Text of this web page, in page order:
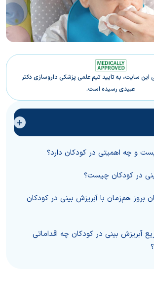
سایت، به تایید تیم علمی پزشکی داروسازی دکتر
عبیدی رسیده است.
+
و چه اهمیتی در کودکان دارد؟
در کودکان چیست؟
بروز هم‌زمان با آبریزش بینی در کودکان
آبریزش بینی در کودکان چه اقداماتی